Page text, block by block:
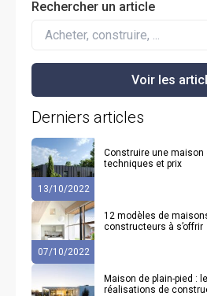
Rechercher un article
Derniers articles
13/10/2022
Construire une
techniques et prix
07/10/2022
12 modèles de
constructeurs à s’offrir
Maison de plain-pied :
réalisations de